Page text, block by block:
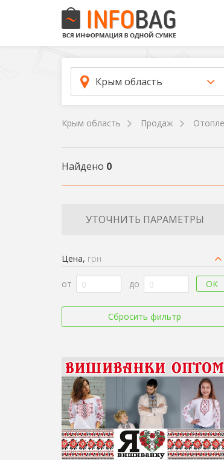
Крым область
Крым область Продаж
Найдено 0
УТОЧНИТЬ ПАРАМЕТРЫ
Цена, грн
от до ОК
Сбросить фильтр